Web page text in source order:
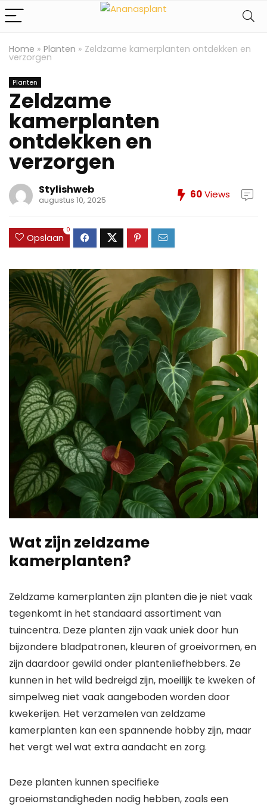
Home » Planten » Zeldzame kamerplanten ontdekken en
verzorgen
Planten
Zeldzame
kamerplanten
ontdekken en
verzorgen
Stylishweb
augustus 10, 2025 60Views
Opslaan
0
Wat zijn zeldzame
kamerplanten?
Zeldzame kamerplanten zijn planten die je niet vaak
tegenkomt in het standaard assortiment van
tuincentra. Deze planten zijn vaak uniek door hun
bijzondere bladpatronen, kleuren of groeivormen, en
zijn daardoor gewild onder plantenliefhebbers. Ze
kunnen in het wild bedreigd zijn, moeilijk te kweken of
simpelweg niet vaak aangeboden worden door
kwekerijen. Het verzamelen van zeldzame
kamerplanten kan een spannende hobby zijn, maar
het vergt wel wat extra aandacht en zorg.
Deze planten kunnen specifieke
groeiomstandigheden nodig hebben, zoals een